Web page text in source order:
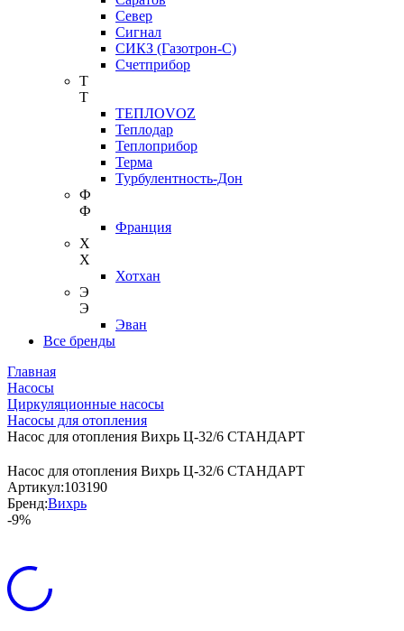
Север
Сигнал
СИКЗ (Газотрон-С)
Счетприбор
Т
Т
ТЕПЛОVOZ
Теплодар
Теплоприбор
Терма
Турбулентность-Дон
Ф
Ф
Франция
Х
Х
Хотхан
Э
Э
Эван
Все бренды
Главная
Насосы
Циркуляционные насосы
Насосы для отопления
Насос для отопления Вихрь Ц-32/6 СТАНДАРТ
Насос для отопления Вихрь Ц-32/6 СТАНДАРТ
Артикул:103190
Бренд:Вихрь
-9%